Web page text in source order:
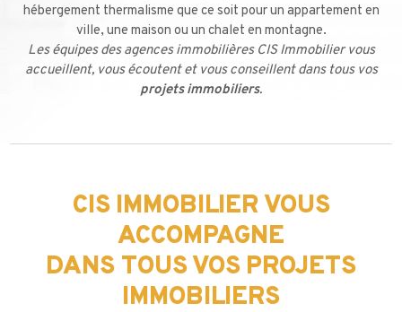
hébergement thermalisme que ce soit pour un appartement en
ville, une maison ou un chalet en montagne.
Les équipes des agences immobilières CIS Immobilier vous
accueillent, vous écoutent et vous conseillent dans tous vos
projets immobiliers.
CIS IMMOBILIER VOUS
ACCOMPAGNE
DANS TOUS VOS PROJETS
IMMOBILIERS